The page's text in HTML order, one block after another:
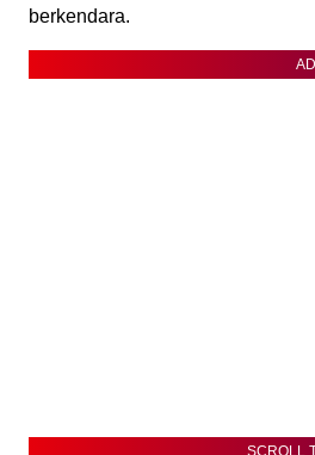
berkendara.